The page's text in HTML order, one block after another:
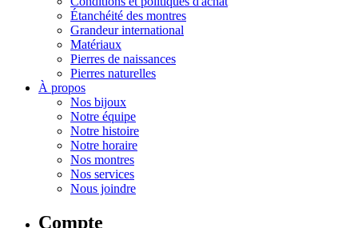
Étanchéité des montres
Grandeur international
Matériaux
Pierres de naissances
Pierres naturelles
À propos
Nos bijoux
Notre équipe
Notre histoire
Notre horaire
Nos montres
Nos services
Nous joindre
Compte